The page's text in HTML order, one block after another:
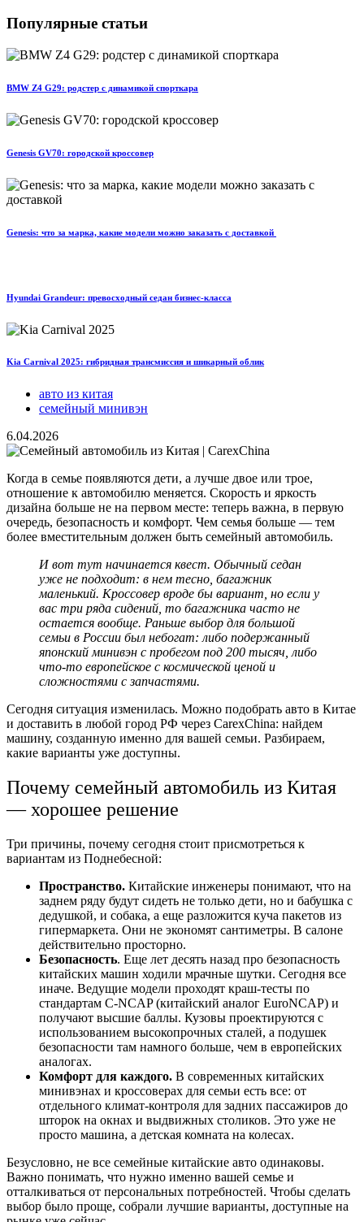
Популярные статьи
BMW Z4 G29: родстер с динамикой спорткара
Genesis GV70: городской кроссовер
Genesis: что за марка, какие модели можно заказать с доставкой
Hyundai Grandeur: превосходный седан бизнес-класса
Kia Carnival 2025: гибридная трансмиссия и шикарный облик
авто из китая
семейный минивэн
6.04.2026
Когда в семье появляются дети, а лучше двое или трое,
отношение к автомобилю меняется. Скорость и яркость
дизайна больше не на первом месте: теперь важна, в первую
очередь, безопасность и комфорт. Чем семья больше — тем
более вместительным должен быть семейный автомобиль.
И вот тут начинается квест. Обычный седан
уже не подходит: в нем тесно, багажник
маленький. Кроссовер вроде бы вариант, но если у
вас три ряда сидений, то багажника часто не
остается вообще. Раньше выбор для большой
семьи в России был небогат: либо подержанный
японский минивэн с пробегом под 200 тысяч, либо
что-то европейское с космической ценой и
сложностями с запчастями.
Сегодня ситуация изменилась. Можно подобрать авто в Китае
и доставить в любой город РФ через CarexChina: найдем
машину, созданную именно для вашей семьи. Разбираем,
какие варианты уже доступны.
Почему семейный автомобиль из Китая
— хорошее решение
Три причины, почему сегодня стоит присмотреться к
вариантам из Поднебесной:
Пространство. Китайские инженеры понимают, что на
заднем ряду будут сидеть не только дети, но и бабушка с
дедушкой, и собака, а еще разложится куча пакетов из
гипермаркета. Они не экономят сантиметры. В салоне
действительно просторно.
Безопасность. Еще лет десять назад про безопасность
китайских машин ходили мрачные шутки. Сегодня все
иначе. Ведущие модели проходят краш-тесты по
стандартам C-NCAP (китайский аналог EuroNCAP) и
получают высшие баллы. Кузовы проектируются с
использованием высокопрочных сталей, а подушек
безопасности там намного больше, чем в европейских
аналогах.
Комфорт для каждого. В современных китайских
минивэнах и кроссоверах для семьи есть все: от
отдельного климат-контроля для задних пассажиров до
шторок на окнах и выдвижных столиков. Это уже не
просто машина, а детская комната на колесах.
Безусловно, не все семейные китайские авто одинаковы.
Важно понимать, что нужно именно вашей семье и
отталкиваться от персональных потребностей. Чтобы сделать
выбор было проще, собрали лучшие варианты, доступные на